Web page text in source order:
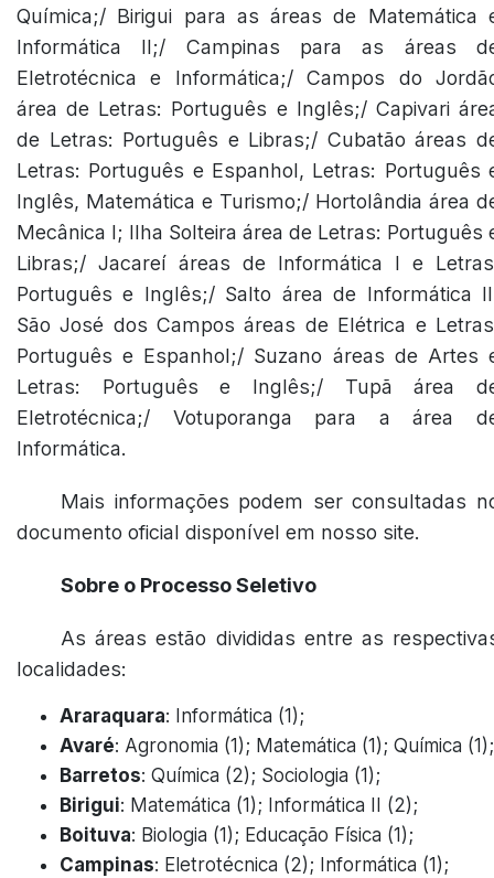
Química;/ Birigui para as áreas de Matemática
Informática II;/ Campinas para as áreas
Eletrotécnica e Informática;/ Campos do
área de Letras: Português e Inglês;/ Capivari
de Letras: Português e Libras;/ Cubatão áreas
Letras: Português e Espanhol, Letras: Português
Inglês, Matemática e Turismo;/ Hortolândia área
Mecânica I; Ilha Solteira área de Letras: Português
Libras;/ Jacareí áreas de Informática I e
Português e Inglês;/ Salto área de Informática
São José dos Campos áreas de Elétrica e
Português e Espanhol;/ Suzano áreas de Artes
Letras: Português e Inglês;/ Tupã área
Eletrotécnica;/ Votuporanga para a área
Informática.
Mais informações podem ser consultadas
documento oficial disponível em nosso site.
Sobre o Processo Seletivo
As áreas estão divididas entre as
localidades:
Araraquara: Informática (1);
Avaré: Agronomia (1); Matemática (1); Química (1);
Barretos: Química (2); Sociologia (1);
Birigui: Matemática (1); Informática II (2);
Boituva: Biologia (1); Educação Física (1);
Campinas: Eletrotécnica (2); Informática (1);